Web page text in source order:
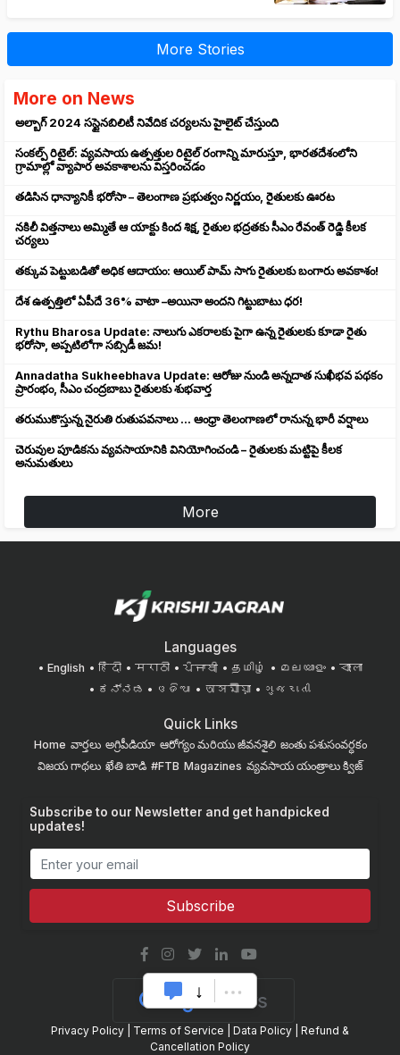
More Stories
More on News
అల్బాగ్ 2024 సస్టైనబిలిటీ నివేదిక చర్యలను హైలైట్ చేస్తుంది
సంకల్ప్ రిటైల్: వ్యవసాయ ఉత్పత్తుల రిటైల్ రంగాన్ని మారుస్తూ, భారతదేశంలోని
గ్రామాల్లో వ్యాపార అవకాశాలను విస్తరించడం
తడిసిన ధాన్యానికీ భరోసా – తెలంగాణ ప్రభుత్వం నిర్ణయం, రైతులకు ఊరట
నకిలీ విత్తనాలు అమ్మితే ఆ యాక్టు కింద శిక్ష, రైతుల భద్రతకు సీఎం రేవంత్ రెడ్డి కీలక
చర్యలు
తక్కువ పెట్టుబడితో అధిక ఆదాయం: ఆయిల్ పామ్ సాగు రైతులకు బంగారు అవకాశం!
దేశ ఉత్పత్తిలో ఏపీదే 36% వాటా –అయినా అందని గిట్టుబాటు ధర!
Rythu Bharosa Update: నాలుగు ఎకరాలకు పైగా ఉన్న రైతులకు కూడా రైతు
భరోసా, అప్పటిలోగా సబ్సిడీ జమ!
Annadatha Sukheebhava Update: ఆరోజు నుండి అన్నదాత సుఖీభవ పథకం
ప్రారంభం, సీఎం చంద్రబాబు రైతులకు శుభవార్త
తరుముకొస్తున్న నైరుతి రుతుపవనాలు ... ఆంధ్రా తెలంగాణలో రానున్న భారీ వర్షాలు
చెరువుల పూడికను వ్యవసాయానికి వినియోగించండి – రైతులకు మట్టిపై కీలక
అనుమతులు
More
Languages
English हिंदी मराठी ਪੰਜਾਬੀ தமிழ் മലയാളം
বাংলা
ಕನ್ನಡ
ଓଡିଆ অসমীয়া ગુજરાતી
Quick Links
Home వార్తలు అగ్రిపీడియా ఆరోగ్యం మరియు జీవనశైలి జంతు పశుసంవర్ధకం
విజయ గాథలు ఖేతి బాడి #FTB Magazines వ్యవసాయ యంత్రాలు క్విజ్
Subscribe to our Newsletter and get handpicked
updates!
Subscribe
Privacy Policy Terms of Service Data Policy
Refund &
Cancellation Policy